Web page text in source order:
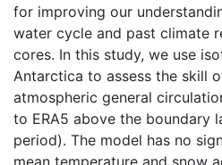
for improving our
water cycle and past climate
cores. In this study, we use
Antarctica to assess the skill
atmospheric general
to ERA5 above the boundary
period). The model has no
mean temperature and snow